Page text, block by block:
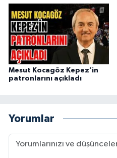
Mesut Kocagöz Kepez’in
patronlarını açıkladı
Yorumlar